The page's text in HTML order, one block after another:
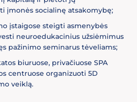
įmonės socialinę atsakomybę;
įstaigose steigti asmenybės
neuroedukacinius užsiėmimus
pažinimo seminarus tėveliams;
biuruose, privačiuose SPA
centruose organizuoti 5D
veiklą.